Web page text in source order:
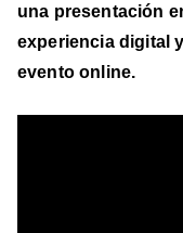
una presentación
experiencia digital
evento online.